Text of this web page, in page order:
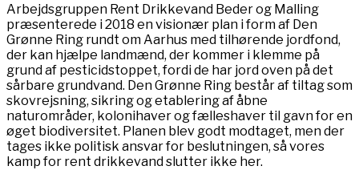
Arbejdsgruppen Rent Drikkevand Beder og Malling
præsenterede i 2018 en visionær plan i form af Den
Grønne Ring rundt om Aarhus med tilhørende jordfond,
der kan hjælpe landmænd, der kommer i klemme på
grund af pesticidstoppet, fordi de har jord oven på det
sårbare grundvand. Den Grønne Ring består af tiltag som
skovrejsning, sikring og etablering af åbne
naturområder, kolonihaver og fælleshaver til gavn for en
øget biodiversitet. Planen blev godt modtaget, men der
tages ikke politisk ansvar for beslutningen, så vores
kamp for rent drikkevand slutter ikke her.